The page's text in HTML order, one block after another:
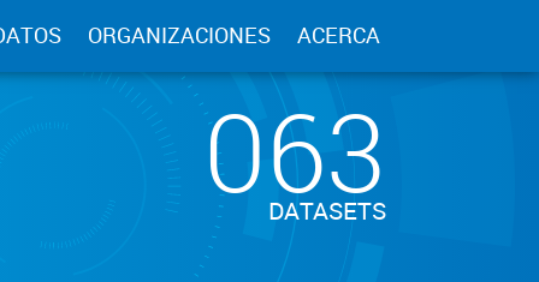
ORGANIZACIONES ACERCA
063
DATASETS